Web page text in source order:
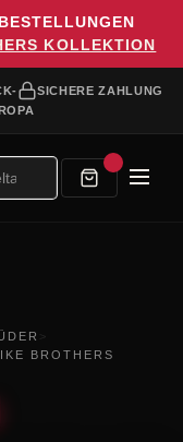
KOLLEKTION
SICHERE ZAHLUNG
BROTHERS